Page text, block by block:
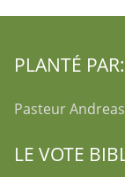
PLANTÉ PAR:
Pasteur
LE VOTE